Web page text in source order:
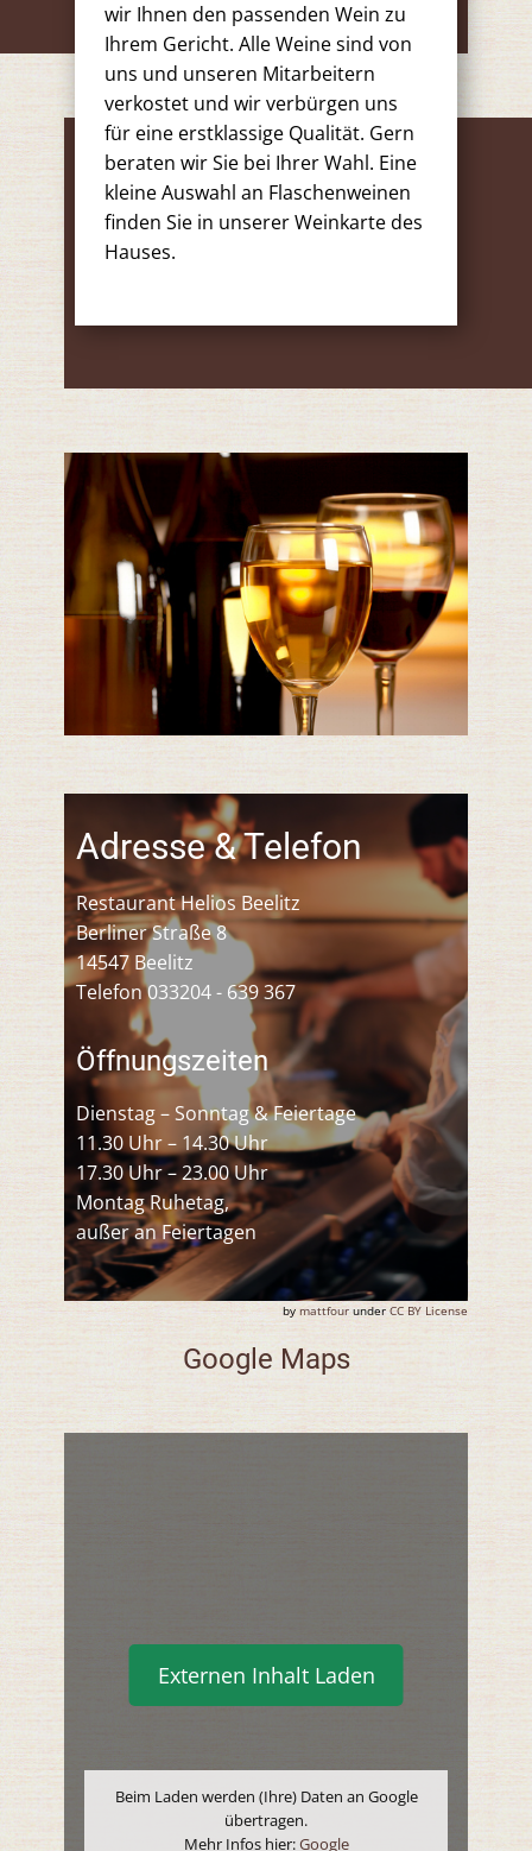
wir Ihnen den passenden Wein zu
Ihrem Gericht. Alle Weine sind von
uns und unseren Mitarbeitern
verkostet und wir verbürgen uns
für eine erstklassige Qualität. Gern
beraten wir Sie bei Ihrer Wahl. Eine
kleine Auswahl an Flaschenweinen
finden Sie in unserer Weinkarte des
Hauses.
Adresse & Telefon
Restaurant Helios Beelitz
Berliner Straße 8
14547 Beelitz
Telefon 033204 - 639 367
Öffnungszeiten
Dienstag – Sonntag & Feiertage
11.30 Uhr – 14.30 Uhr
17.30 Uhr – 23.00 Uhr
Montag Ruhetag,
außer an Feiertagen
by mattfourunder CC BY License
Google Maps
Externen Inhalt Laden
Beim Laden werden (Ihre) Daten an Google
übertragen.
Mehr Infos hier:Google